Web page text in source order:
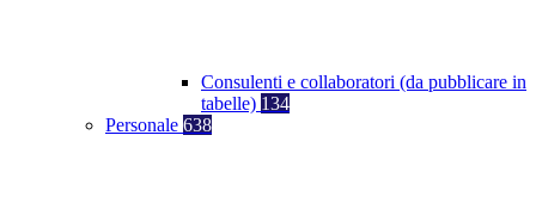
Consulenti e collaboratori (da pubblicare in
tabelle) 134
Personale 638